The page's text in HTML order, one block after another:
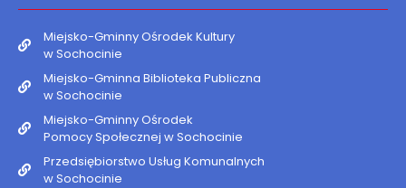
Miejsko-Gminny Ośrodek Kultury
w Sochocinie
Miejsko-Gminna Biblioteka Publiczna
w Sochocinie
Miejsko-Gminny Ośrodek
Pomocy Społecznej w Sochocinie
Przedsiębiorstwo Usług Komunalnych
w Sochocinie